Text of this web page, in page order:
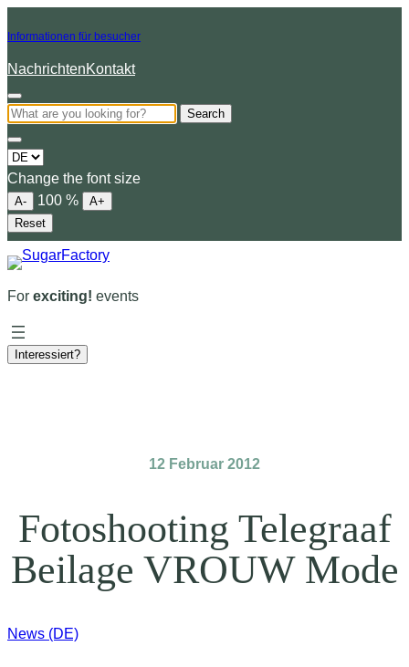
Informationen für besucher
NachrichtenKontakt
Search
Choose
a
language
Change the font size
A- 100 %
A+
Reset
For exciting! events
Interessiert?
12 Februar 2012
Fotoshooting Telegraaf
Beilage VROUW Mode
News (DE)